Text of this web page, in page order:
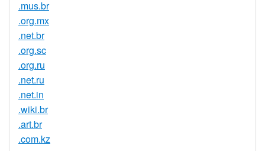
.mus.br
.org.mx
.net.br
.org.sc
.org.ru
.net.ru
.net.in
.wiki.br
.art.br
.com.kz